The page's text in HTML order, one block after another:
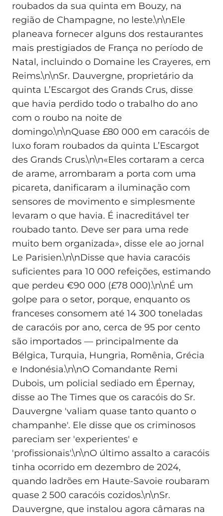
roubados da sua quinta em Bouzy, na
região de Champagne, no leste.\n\nEle
planeava fornecer alguns dos restaurantes
mais prestigiados de França no período de
Natal, incluindo o Domaine les Crayeres, em
Reims.\n\nSr. Dauvergne, proprietário da
quinta L’Escargot des Grands Crus, disse
que havia perdido todo o trabalho do ano
com o roubo na noite de
domingo.\n\nQuase £80 000 em caracóis de
luxo foram roubados da quinta L’Escargot
des Grands Crus.\n\n«Eles cortaram a cerca
de arame, arrombaram a porta com uma
picareta, danificaram a iluminação com
sensores de movimento e simplesmente
levaram o que havia. É inacreditável ter
roubado tanto. Deve ser para uma rede
muito bem organizada», disse ele ao jornal
Le Parisien.\n\nDisse que havia caracóis
suficientes para 10 000 refeições, estimando
que perdeu €90 000 (£78 000).\n\nÉ um
golpe para o setor, porque, enquanto os
franceses consomem até 14 300 toneladas
de caracóis por ano, cerca de 95 por cento
são importados — principalmente da
Bélgica, Turquia, Hungria, Romênia, Grécia
e Indonésia.\n\nO Comandante Remi
Dubois, um policial sediado em Épernay,
disse ao The Times que os caracóis do Sr.
Dauvergne 'valiam quase tanto quanto o
champanhe'. Ele disse que os criminosos
pareciam ser 'experientes' e
'profissionais'.\n\nO último assalto a caracóis
tinha ocorrido em dezembro de 2024,
quando ladrões em Haute-Savoie roubaram
quase 2 500 caracóis cozidos.\n\nSr.
Dauvergne, que instalou agora câmaras na